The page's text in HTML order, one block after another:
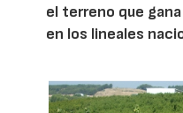
el terreno que
en los lineales